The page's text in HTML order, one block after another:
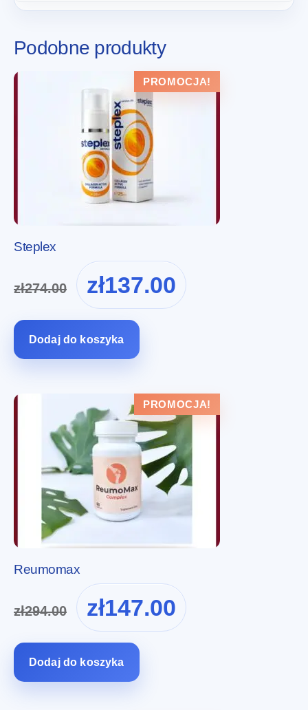
Podobne produkty
PROMOCJA!
Steplex
zł274.00
Pierwotna
cena
wynosiła:
zł137.00
cena
Dodaj do koszyka
PROMOCJA!
Reumomax
zł294.00
Pierwotna
cena
wynosiła:
zł147.00
cena
Dodaj do koszyka